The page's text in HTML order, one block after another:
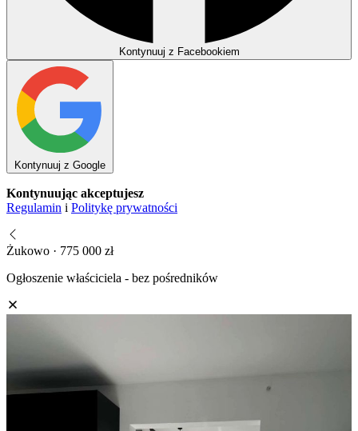
Kontynuuj z Facebookiem
Kontynuuj z Google
Kontynuując akceptujesz
Regulamin i Politykę prywatności
Żukowo · 775 000 zł
Ogłoszenie właściciela - bez pośredników